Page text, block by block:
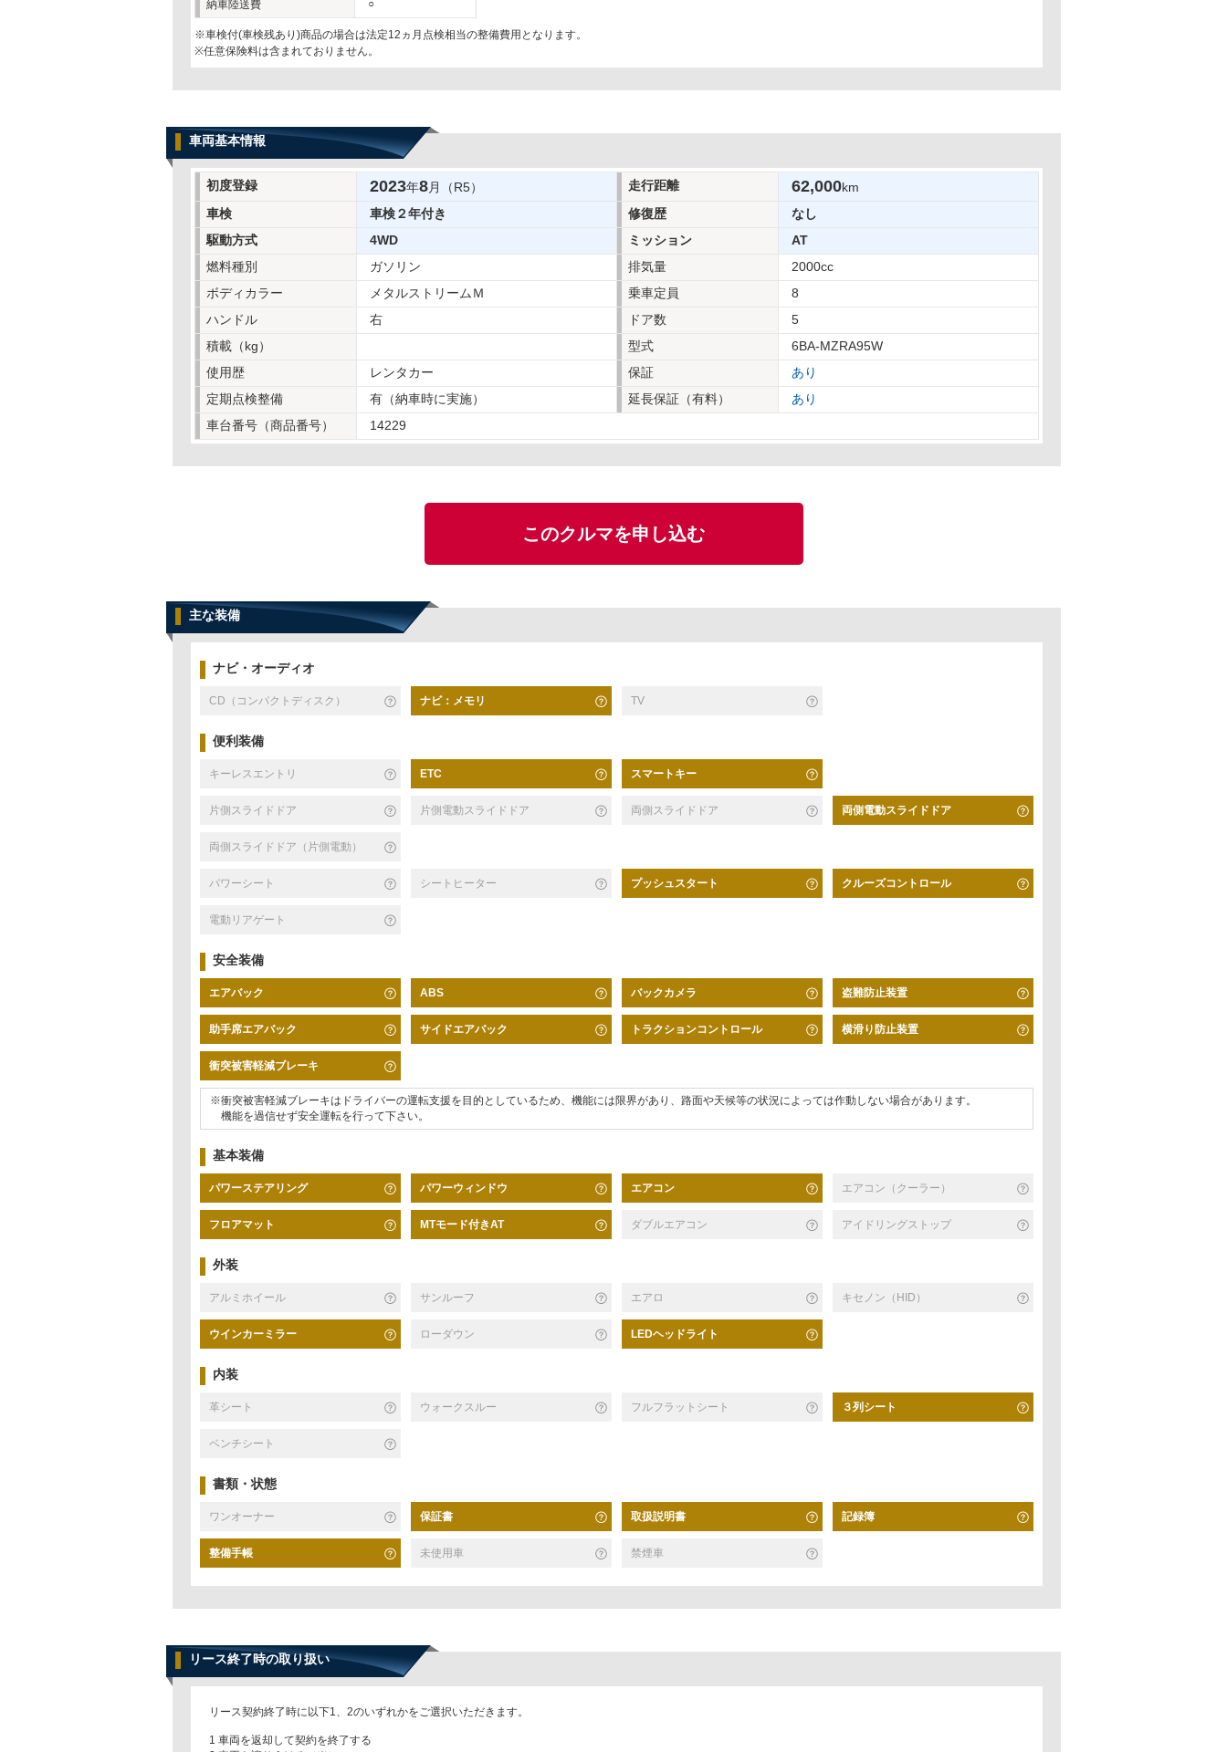
納車陸送費
○
※車検付(車検残あり)商品の場合は法定12ヵ月点検相当の整備費用となります。
※任意保険料は含まれておりません。
車両基本情報
初度登録 2023年8月（R5） 走行距離 62,000km
車検
車検２年付き 修復歴
なし
駆動方式
4WD ミッション
AT
燃料種別
ガソリン 排気量
2000cc
ボディカラー
メタルストリームＭ 乗車定員
8
ハンドル
右 ドア数
5
積載（kg）
型式
6BA-MZRA95W
使用歴
レンタカー 保証
あり
定期点検整備
有（納車時に実施） 延長保証（有料）
あり
車台番号（商品番号）
14229
このクルマを申し込む
主な装備
ナビ・オーディオ
CD（コンパクトディスク） ナビ：メモリ TV
便利装備
キーレスエントリ ETC スマートキー
片側スライドドア 片側電動スライドドア 両側スライドドア 両側電動スライドドア
両側スライドドア（片側電動）
パワーシート シートヒーター プッシュスタート クルーズコントロール
電動リアゲート
安全装備
エアバック ABS バックカメラ 盗難防止装置
助手席エアバック サイドエアバック トラクションコントロール 横滑り防止装置
衝突被害軽減ブレーキ
※衝突被害軽減ブレーキはドライバーの運転支援を目的としているため、機能には限界があり、路面や天候等の状況によっては作動しない場合があります。
機能を過信せず安全運転を行って下さい。
基本装備
パワーステアリング パワーウィンドウ エアコン エアコン（クーラー）
フロアマット MTモード付きAT ダブルエアコン アイドリングストップ
外装
アルミホイール サンルーフ エアロ キセノン（HID）
ウインカーミラー ローダウン LEDヘッドライト
内装
革シート ウォークスルー フルフラットシート ３列シート
ベンチシート
書類・状態
ワンオーナー 保証書 取扱説明書 記録簿
整備手帳 未使用車 禁煙車
リース終了時の取り扱い
リース契約終了時に以下1、2のいずれかをご選択いただきます。
1 車両を返却して契約を終了する